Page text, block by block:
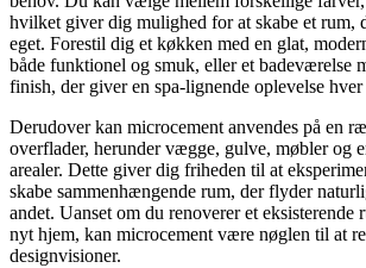
hvilket giver dig mulighed for at skabe et rum,
eget. Forestil dig et køkken med en glat,
både funktionel og smuk, eller et badeværelse
finish, der giver en spa-lignende oplevelse
Derudover kan microcement anvendes på en
overflader, herunder vægge, gulve, møbler og
arealer. Dette giver dig friheden til at
skabe sammenhængende rum, der flyder
andet. Uanset om du renoverer et eksisterende
nyt hjem, kan microcement være nøglen til at
designvisioner.